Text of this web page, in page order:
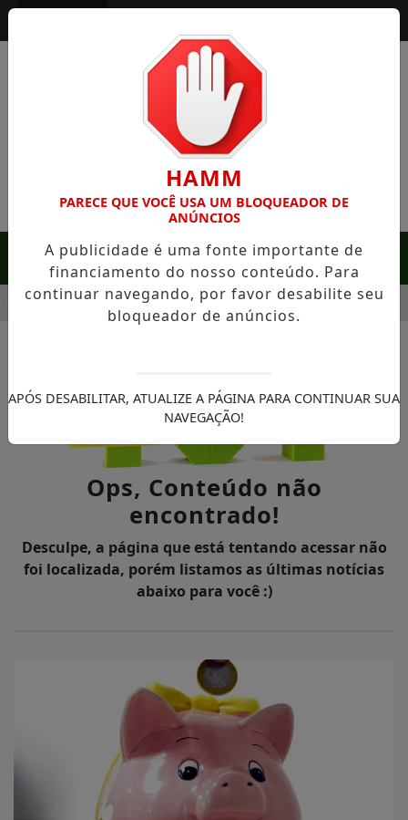
MENU
EM SERRA NEGRA: FAZENDA COM 488 HECTARES UNE
Ops, Conteúdo não
encontrado!
Desculpe, a página que está tentando acessar não
foi localizada, porém listamos as últimas notícias
abaixo para você :)
HAMM
PARECE QUE VOCÊ USA UM BLOQUEADOR DE
ANÚNCIOS
A publicidade é uma fonte importante de
financiamento do nosso conteúdo. Para
continuar navegando, por favor desabilite seu
bloqueador de anúncios.
APÓS DESABILITAR, ATUALIZE A PÁGINA PARA CONTINUAR SUA
NAVEGAÇÃO!